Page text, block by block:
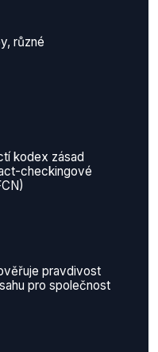
různé
kodex zásad
checkingové
pravdivost
pro společnost